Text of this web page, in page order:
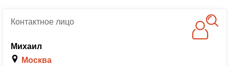
Контактноелицо
Михаил
Москва